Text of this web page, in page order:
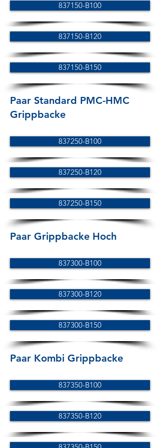
837150-B100
837150-B120
837150-B150
Paar Standard PMC-HMC
Grippbacke
837250-B100
837250-B120
837250-B150
Paar Grippbacke Hoch
837300-B100
837300-B120
837300-B150
Paar Kombi Grippbacke
837350-B100
837350-B120